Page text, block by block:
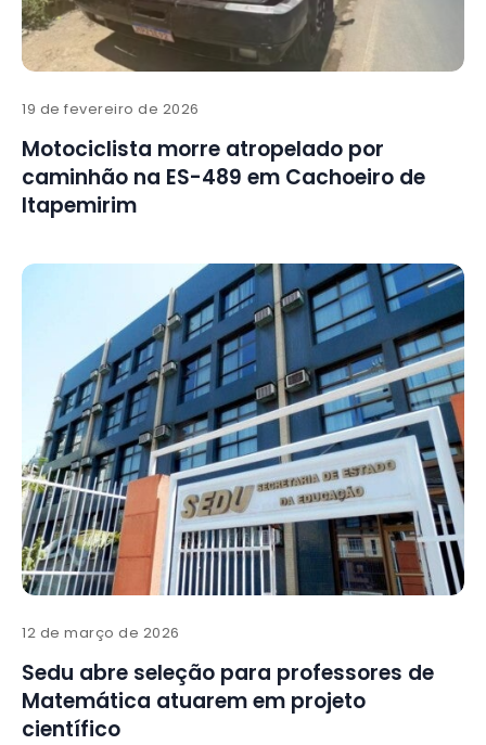
19 de fevereiro de 2026
Motociclista morre atropelado por
caminhão na ES-489 em Cachoeiro de
Itapemirim
12 de março de 2026
Sedu abre seleção para professores de
Matemática atuarem em projeto
científico